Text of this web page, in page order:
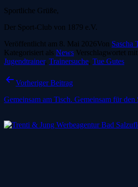
Sportliche Grüße,
Der Sport-Club von 1879 e.V.
Veröffentlicht am 8. Mai 2026Von Sascha
Kategorisiert als News Verschlagwortet mit
Jugendtrainer, Trainersuche, Tue Gutes
Beitragsnavigation
Vorheriger Beitrag
Gemeinsam am Tisch. Gemeinsam für den